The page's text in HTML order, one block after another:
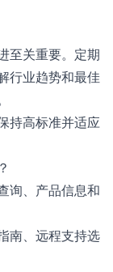
至关重要。定期
行业趋势和最佳
持高标准并适应
询、产品信息和
南、远程支持选